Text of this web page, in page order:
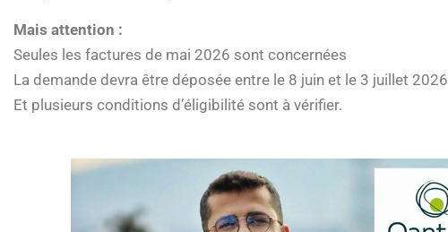
Mais attention :
Seules les factures de mai 2026 sont concernées
La demande devra être déposée entre le 8 juin et le 3 juillet 2026
Et plusieurs conditions d’éligibilité sont à vérifier.